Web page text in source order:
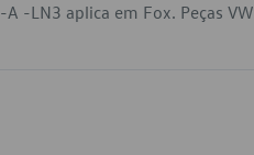
-LN3 aplica em Fox. Peças VW